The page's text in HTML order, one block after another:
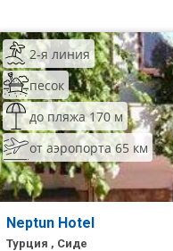
2-я линия
песок
до пляжа 170 м
от аэропорта 65 км
Neptun Hotel
Турция , Сиде